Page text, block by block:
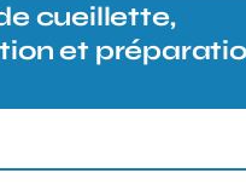
cueillette,
et